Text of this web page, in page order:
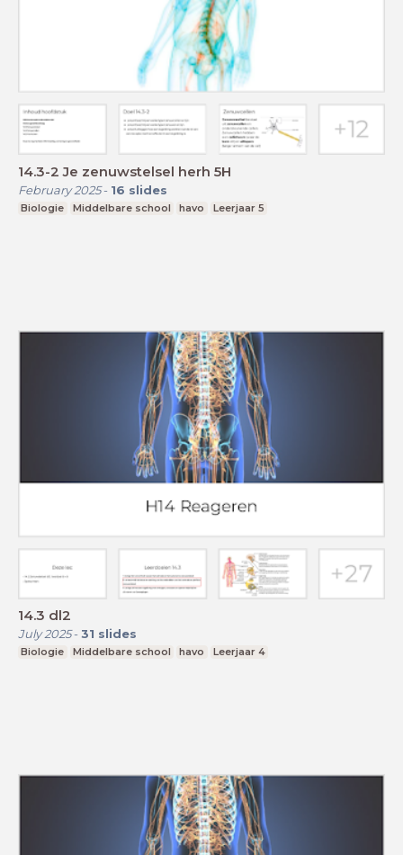
14.3-2 Je zenuwstelsel herh 5H
February 2025- 16 slides
Biologie Middelbare school havo Leerjaar 5
14.3 dl2
July 2025- 31 slides
Biologie Middelbare school havo Leerjaar 4